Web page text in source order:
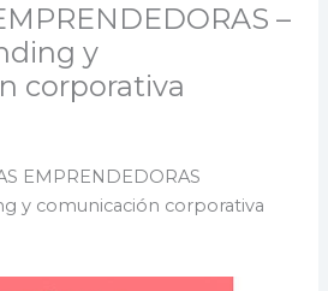
–
y
corporativa
EMPRENDEDORAS
y comunicación corporativa